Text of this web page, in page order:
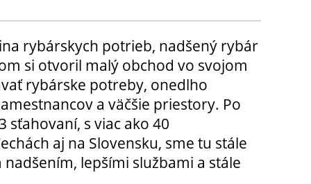
rybárskych potrieb, nadšený rybár
si otvoril malý obchod vo svojom
rybárske potreby, onedlho
a väčšie priestory. Po
sťahovaní, s viac ako 40
aj na Slovensku, sme tu stále
lepšími službami a stále